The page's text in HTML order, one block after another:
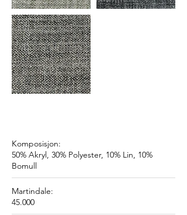
Komposisjon:
50% Akryl, 30% Polyester, 10% Lin, 10%
Bomull
Martindale:
45.000